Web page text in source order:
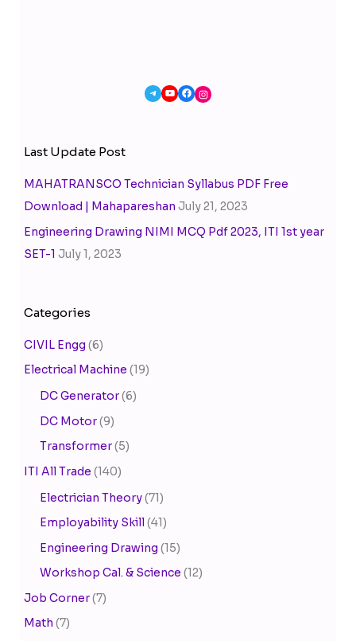
Last Update Post
MAHATRANSCO Technician Syllabus PDF Free
Download | Mahapareshan July 21, 2023
Engineering Drawing NIMI MCQ Pdf 2023, ITI 1st year
SET-1 July 1, 2023
Categories
CIVIL Engg (6)
Electrical Machine (19)
DC Generator(6)
DC Motor(9)
Transformer(5)
ITI All Trade (140)
Electrician Theory(71)
Employability Skill (41)
Engineering Drawing (15)
Workshop Cal. & Science (12)
Job Corner(7)
Math (7)